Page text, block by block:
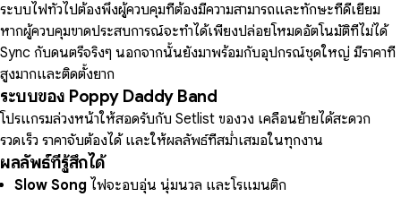
ระบบไฟทั่วไปต้องพึ่งผู้ควบคุมที่ต้องมีความสามารถและทักษะที่ดีเยี่ยม
หากผู้ควบคุมขาดประสบการณ์จะทำได้เพียงปล่อยโหมดอัตโนมัติที่ไม่ได้
Sync กับดนตรีจริงๆ นอกจากนั้นยังมาพร้อมกับอุปกรณ์ชุดใหญ่ มีราคาที่
สูงมากและติดตั้งยาก
ระบบของ Poppy Daddy Band
โปรแกรมล่วงหน้าให้สอดรับกับ Setlist ของวง เคลื่อนย้ายได้สะดวก
รวดเร็ว ราคาจับต้องได้ และให้ผลลัพธ์ที่สม่ำเสมอในทุกงาน
ผลลัพธ์ที่รู้สึกได้
Slow Song ไฟจะอบอุ่น นุ่มนวล และโรแมนติก